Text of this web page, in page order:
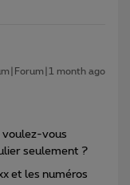
month ago
voulez-vous
seulement ?
et les numéros